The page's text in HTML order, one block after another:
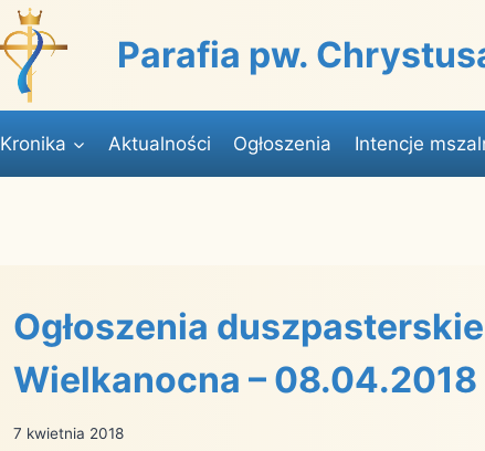
Parafia pw.
Kronika Aktualności Ogłoszenia Intencje
Ogłoszenia
Wielkanocna – 08.04.2018
7 kwietnia 2018